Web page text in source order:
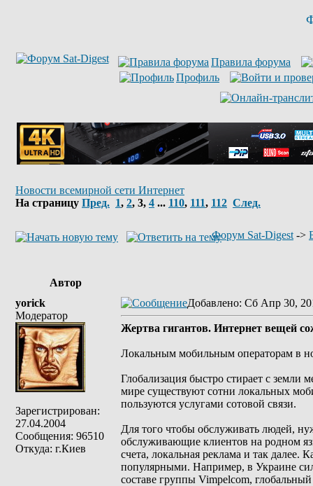
Правила форума
Профиль
Новости всемирной сети Интернет
На страницу Пред. 1, 2, 3, 4 ... 110, 111, 112 След.
Форум Sat-Digest ->
Автор
yorick
Модератор
Зарегистрирован:
27.04.2004
Сообщения: 96510
Откуда: г.Киев
Добавлено: Сб Апр 30,
Жертва гигантов. Интернет вещей
Локальным мобильным операторам в
Глобализация быстро стирает с
мире существуют сотни локальных
пользуются услугами сотовой связи.
Для того чтобы обслуживать людей,
обслуживающие клиентов на родном
счета, локальная реклама и так далее.
популярными. Например, в Украине
составе группы Vimpelcom,